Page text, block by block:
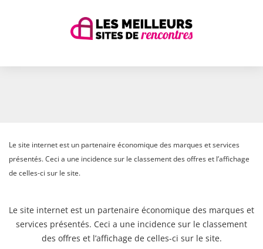
Le site internet est un partenaire économique des marques et services
présentés. Ceci a une incidence sur le classement des offres et l’affichage
de celles-ci sur le site.
Le site internet est un partenaire économique des marques et
services présentés. Ceci a une incidence sur le classement
des offres et l’affichage de celles-ci sur le site.